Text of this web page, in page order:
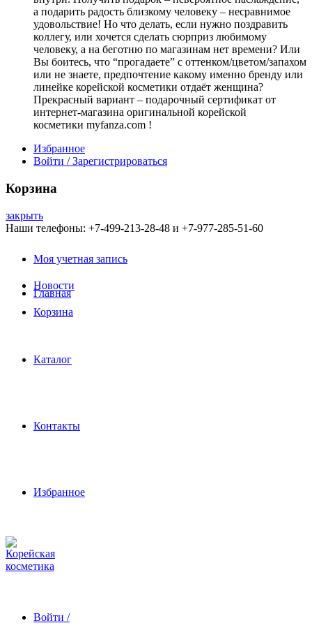
а подарить радость близкому человеку – несравнимое
удовольствие! Но что делать, если нужно поздравить
коллегу, или хочется сделать сюрприз любимому
человеку, а на беготню по магазинам нет времени? Или
Вы боитесь, что “прогадаете” с оттенком/цветом/запахом
или не знаете, предпочтение какому именно бренду или
линейке корейской косметики отдаёт женщина?
Прекрасный вариант – подарочный сертификат от
интернет-магазина оригинальной корейской
косметики myfanza.com !
Избранное
Войти / Зарегистрироваться
Корзина
закрыть
Наши телефоны: +7-499-213-28-48 и +7-977-285-51-60
Моя учетная запись
Новости
Корзина
Главная
Каталог
Контакты
Избранное
Войти /